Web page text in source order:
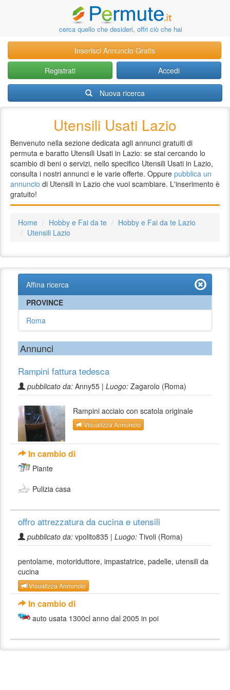
cerca quello che desideri, offri ciò che hai
Inserisci Annuncio Gratis
Registrati
Accedi
Nuova ricerca
Utensili Usati Lazio
Benvenuto nella sezione dedicata agli annunci gratuiti di
permuta e baratto Utensili Usati in Lazio: se stai cercando lo
scambio di beni o servizi, nello specifico Utensili Usati in Lazio,
consulta i nostri annunci e le varie offerte. Oppure pubblica un
annuncio di Utensili in Lazio che vuoi scambiare. L'inserimento è
gratuito!
Home Hobby e Fai da te
Hobby e Fai da te Lazio
Utensili Lazio
Affina ricerca
PROVINCE
Roma
Annunci
Rampini fattura tedesca
pubblicato da: Anny55 | Luogo: Zagarolo (Roma)
Rampini acciaio con scatola originale
Visualizza Annuncio
In cambio di
Piante
Pulizia casa
offro attrezzatura da cucina e utensili
pubblicato da: vpolito835 | Luogo: Tivoli (Roma)
pentolame, motoriduttore, impastatrice, padelle, utensili da
cucina
Visualizza Annuncio
In cambio di
auto usata 1300cl anno dal 2005 in poi